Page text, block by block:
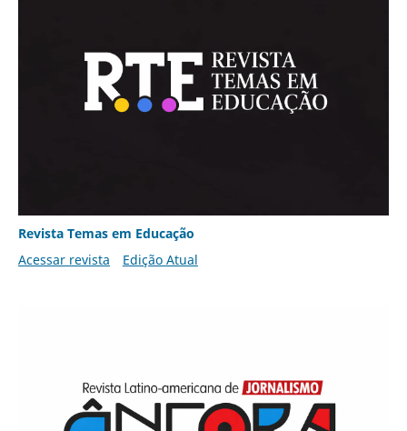
Revista Temas em Educação
Acessar revista
Edição Atual